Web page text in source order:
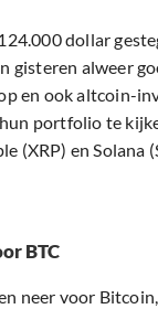
dollar
gisteren alweer
en ook altcoin-
portfolio te
(XRP) en Solana
BTC
neer voor